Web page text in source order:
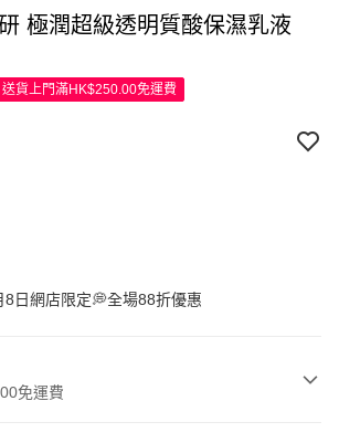
極潤超級透明質酸保濕乳液
送貨上門滿HK$250.00免運費
日網店限定💭全場88折優惠
免運費